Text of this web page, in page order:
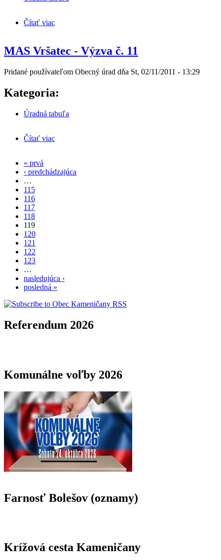
Čítať viac
MAS Vršatec - Výzva č. 11
Pridané používateľom Obecný úrad dňa St, 02/11/2011 - 13:29
Kategoria:
Úradná tabuľa
Čítať viac
Stránky
« prvá
‹ predchádzajúca
…
115
116
117
118
119
120
121
122
123
…
nasledujúca ›
posledná »
Referendum 2026
Komunálne voľby 2026
Farnosť Bolešov (oznamy)
Krížová cesta Kameničany